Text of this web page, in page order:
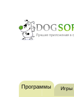
Программы Игры